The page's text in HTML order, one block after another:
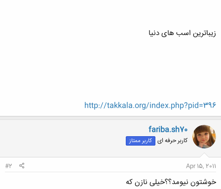
زیباترین اسب های دنیا
http://takkala.org/index.php?pid=396
fariba.sh70
کاربر حرفه ای کاربر ممتاز
Apr 15, 2011
#2
خوشتون نیومد؟؟خیلی نازن که